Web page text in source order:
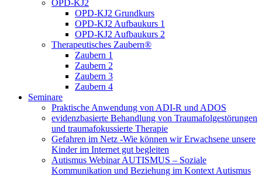
OPD-KJ2
OPD-KJ2 Grundkurs
OPD-KJ2 Aufbaukurs 1
OPD-KJ2 Aufbaukurs 2
Therapeutisches Zaubern®
Zaubern 1
Zaubern 2
Zaubern 3
Zaubern 4
Seminare
Praktische Anwendung von ADI-R und ADOS
evidenzbasierte Behandlung von Traumafolgestörungen
und traumafokussierte Therapie
Gefahren im Netz -Wie können wir Erwachsene unsere
Kinder im Internet gut begleiten
Autismus Webinar AUTISMUS – Soziale
Kommunikation und Beziehung im Kontext Autismus